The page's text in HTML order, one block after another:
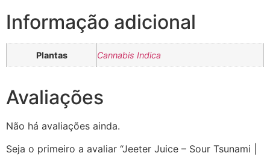
Informação adicional
Plantas Cannabis Indica
Avaliações
Não há avaliações ainda.
Seja o primeiro a avaliar “Jeeter Juice – Sour Tsunami |